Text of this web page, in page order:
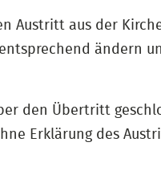
Austritt aus der
ändern
den Übertritt
Erklärung des